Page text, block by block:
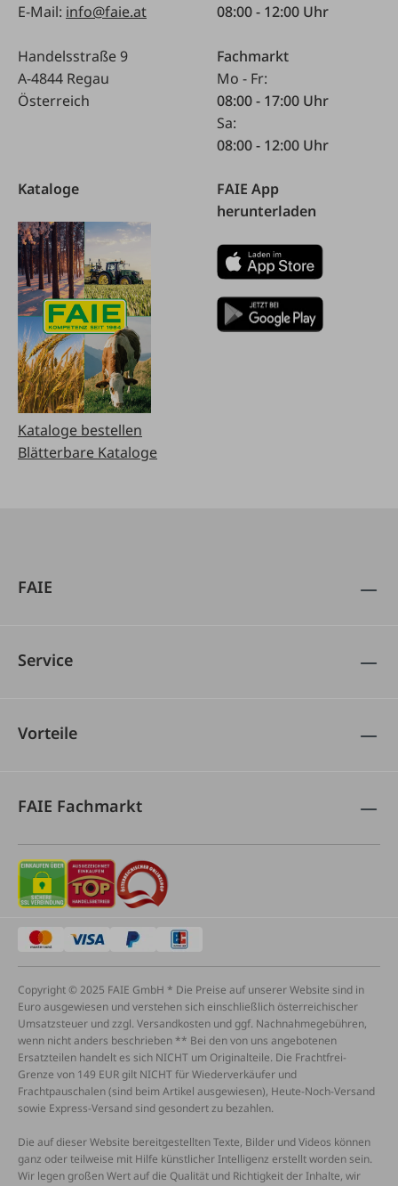
E-Mail: info@faie.at
Handelsstraße 9
A-4844 Regau
Österreich
08:00 - 12:00 Uhr
Fachmarkt
Mo - Fr:
08:00 - 17:00 Uhr
Sa:
08:00 - 12:00 Uhr
Kataloge
Kataloge bestellen
Blätterbare Kataloge
FAIE App
herunterladen
FAIE
Service
Vorteile
FAIE Fachmarkt
Copyright © 2025 FAIE GmbH * Die Preise auf unserer Website sind in
Euro ausgewiesen und verstehen sich einschließlich österreichischer
Umsatzsteuer und zzgl. Versandkosten und ggf. Nachnahmegebühren,
wenn nicht anders beschrieben ** Bei den von uns angebotenen
Ersatzteilen handelt es sich NICHT um Originalteile. Die Frachtfrei-
Grenze von 149 EUR gilt NICHT für Wiederverkäufer und
Frachtpauschalen (sind beim Artikel ausgewiesen), Heute-Noch-Versand
sowie Express-Versand sind gesondert zu bezahlen.
Die auf dieser Website bereitgestellten Texte, Bilder und Videos können
ganz oder teilweise mit Hilfe künstlicher Intelligenz erstellt worden sein.
Wir legen großen Wert auf die Qualität und Richtigkeit der Inhalte, wir